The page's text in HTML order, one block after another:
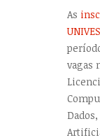
As
vagas